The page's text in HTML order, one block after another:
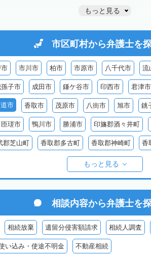
もっと見る
市区町村から弁護士を
市川市 柏市 市原市 八千代市 流
子市 成田市 鎌ケ谷市 印西市 君津市
市 香取市 茂原市 八街市 旭市 銚
匝瑳市 鴨川市 勝浦市 印旛郡酒々井町
郡芝山町 香取郡多古町 香取郡神崎町 香
長生郡睦沢町
もっと見る
相談内容から弁護士を
相続放棄 遺留分侵害額請求 相続人調査
い込み・使途不明金 不動産相続